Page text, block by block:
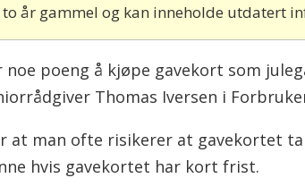
to år gammel og kan inneholde utdatert
noe poeng å kjøpe gavekort som
Thomas Iversen i
at man ofte risikerer at gavekortet
hvis gavekortet har kort frist.